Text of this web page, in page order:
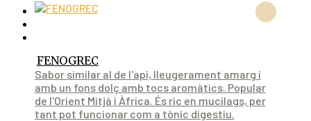
FENOGREC
Sabor similar al de l'api, lleugerament amarg i
amb un fons dolç amb tocs aromàtics. Popular
de l'Orient Mitjà i Àfrica. És ric en mucílags, per
tant pot funcionar com a tònic digestiu.